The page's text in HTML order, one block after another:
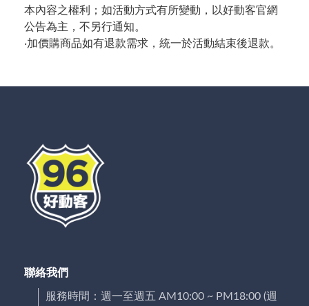
本內容之權利；如活動方式有所變動，以好動客官網
公告為主，不另行通知。
‧加價購商品如有退款需求，統一於活動結束後退款。
聯絡我們
服務時間：週一至週五 AM10:00 ~ PM18:00 (週